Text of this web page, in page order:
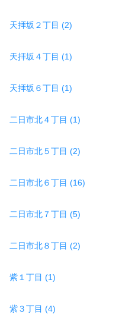
天拝坂２丁目 (2)
天拝坂４丁目 (1)
天拝坂６丁目 (1)
二日市北４丁目 (1)
二日市北５丁目 (2)
二日市北６丁目 (16)
二日市北７丁目 (5)
二日市北８丁目 (2)
紫１丁目 (1)
紫３丁目 (4)